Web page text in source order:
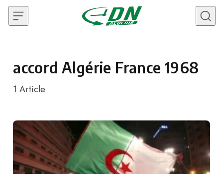
Skip to content
accord Algérie France 1968
1 Article